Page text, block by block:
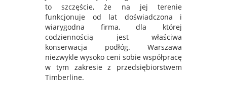
to szczęście, że na jej terenie
funkcjonuje od lat doświadczona i
wiarygodna firma, dla której
codziennością jest właściwa
konserwacja podłóg. Warszawa
niezwykle wysoko ceni sobie współpracę
w tym zakresie z przedsiębiorstwem
Timberline.